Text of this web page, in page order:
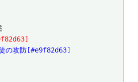
の攻防[#e9f82d63]